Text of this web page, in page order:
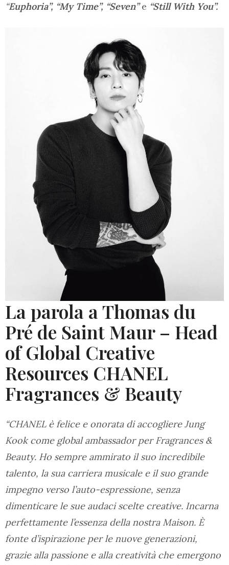
“Euphoria”, “My Time”, “Seven”e “Still With You”.
La parola a Thomas du
Pré de Saint Maur – Head
of Global Creative
Resources CHANEL
Fragrances & Beauty
“CHANEL è felice e onorata di accogliere Jung
Kook come global ambassador per Fragrances &
Beauty. Ho sempre ammirato il suo incredibile
talento, la sua carriera musicale e il suo grande
impegno verso l’auto-espressione, senza
dimenticare le sue audaci scelte creative. Incarna
perfettamente l’essenza della nostra Maison. È
fonte d’ispirazione per le nuove generazioni,
grazie alla passione e alla creatività che emergono